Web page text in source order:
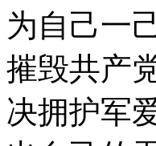
为自己一
摧毁共产
决拥护军